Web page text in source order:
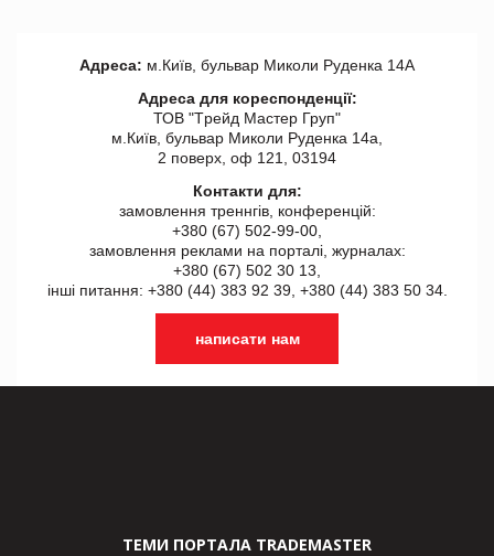
Адреса: м.Київ, бульвар Миколи Руденка 14А
Адреса для кореспонденції:
ТОВ "Tрейд Мастер Груп"
м.Київ, бульвар Миколи Руденка 14а,
2 поверх, оф 121, 03194
Контакти для:
замовлення треннгів, конференцій:
+380 (67) 502-99-00,
замовлення реклами на порталі, журналах:
+380 (67) 502 30 13,
інші питання: +380 (44) 383 92 39, +380 (44) 383 50 34.
написати нам
ТЕМИ ПОРТАЛА TRADEMASTER